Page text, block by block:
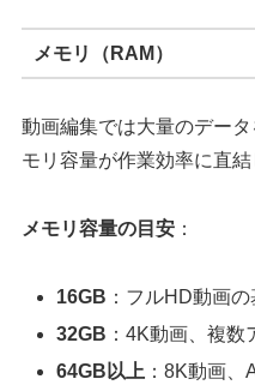
メモリ（RAM）
動画編集では大量のデー
モリ容量が作業効率に直結
メモリ容量の目安 ：
16GB ：フルHD動画
32GB ：4K動画、複
64GB以上 ：8K動画